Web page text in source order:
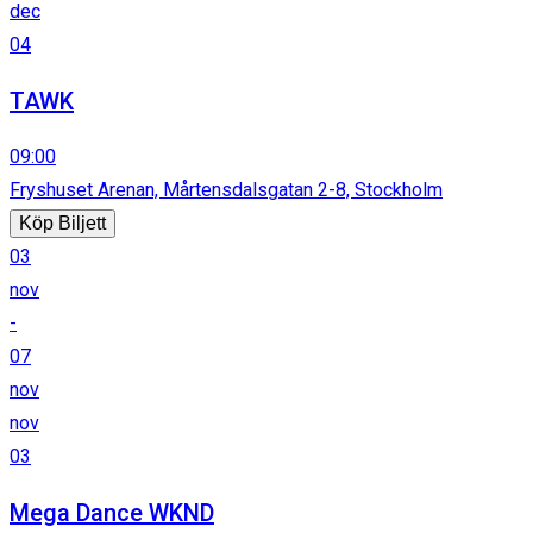
dec
04
TAWK
09:00
Fryshuset Arenan, Mårtensdalsgatan 2-8, Stockholm
Köp Biljett
03
nov
-
07
nov
nov
03
Mega Dance WKND